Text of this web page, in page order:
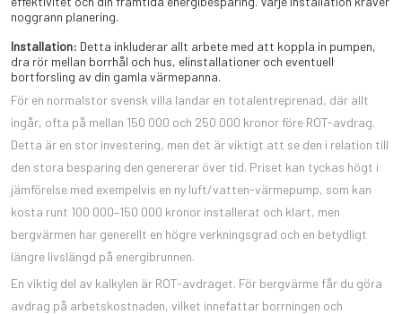
noggrann planering.
Installation: Detta inkluderar allt arbete med att koppla in pumpen,
dra rör mellan borrhål och hus, elinstallationer och eventuell
bortforsling av din gamla värmepanna.
För en normalstor svensk villa landar en totalentreprenad, där allt
ingår, ofta på mellan 150 000 och 250 000 kronor före ROT-avdrag.
Detta är en stor investering, men det är viktigt att se den i relation till
den stora besparing den genererar över tid. Priset kan tyckas högt i
jämförelse med exempelvis en ny luft/vatten-värmepump, som kan
kosta runt 100 000–150 000 kronor installerat och klart, men
bergvärmen har generellt en högre verkningsgrad och en betydligt
längre livslängd på energibrunnen.
En viktig del av kalkylen är ROT-avdraget. För bergvärme får du göra
avdrag på arbetskostnaden, vilket innefattar borrningen och